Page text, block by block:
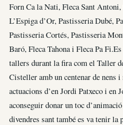
Forn Ca la Nati, Fleca Sant
L’Espiga d’Or, Pastisseria Dubé,
Pastisseria Cortés, Pastisseria
Baró, Fleca Tahona i Fleca Pa
tallers durant la fira com el Taller
Cisteller amb un centenar de nens
actuacions d’en Jordi Patxeco i en
aconseguir donar un toc
divendres sant també es va tenir